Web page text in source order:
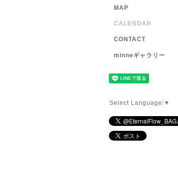
MAP
CALENDAR
CONTACT
minneギャラリー
Select Language ▼